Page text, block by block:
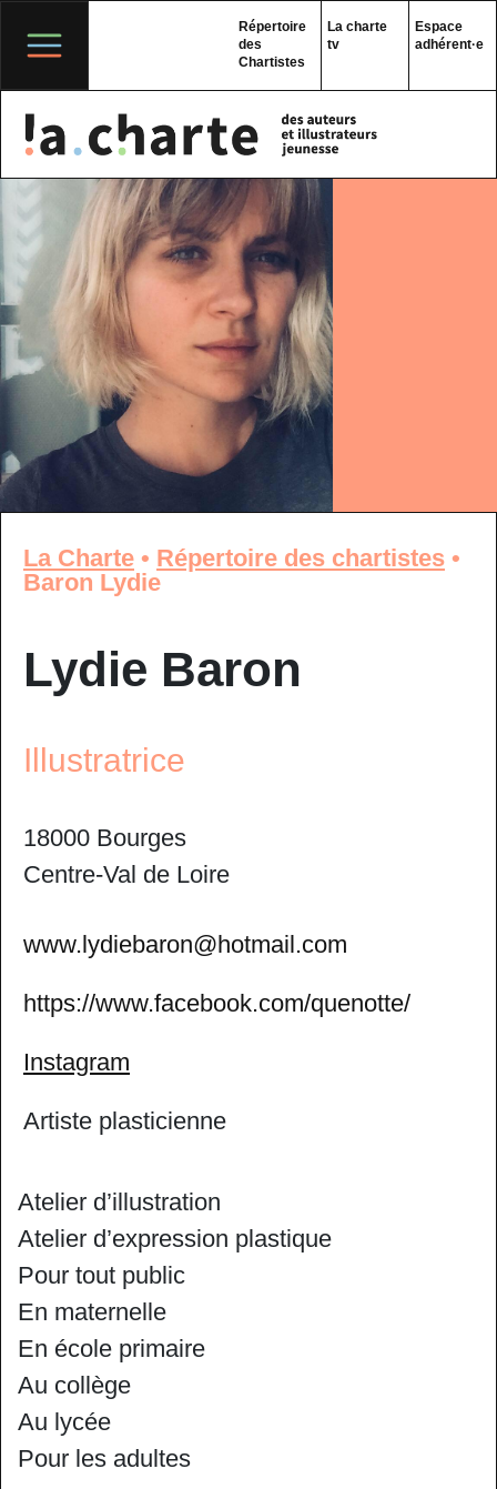
content
Répertoire
des
Chartistes
La charte
tv
Espace
adhérent·e
La Charte • Répertoire des chartistes •
Baron Lydie
Lydie Baron
Illustratrice
18000 Bourges
Centre-Val de Loire
www.lydiebaron@hotmail.com
https://www.facebook.com/quenotte/
Instagram
Artiste plasticienne
Atelier d’illustration
Atelier d’expression plastique
Pour tout public
En maternelle
En école primaire
Au collège
Au lycée
Pour les adultes